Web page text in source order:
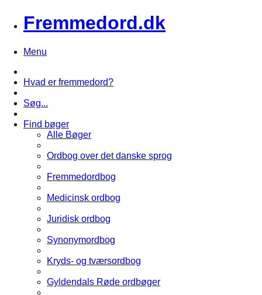
Fremmedord.dk
Menu
Hvad er fremmedord?
Søg...
Find bøger
Alle Bøger
Ordbog over det danske sprog
Fremmedordbog
Medicinsk ordbog
Juridisk ordbog
Synonymordbog
Kryds- og tværsordbog
Gyldendals Røde ordbøger